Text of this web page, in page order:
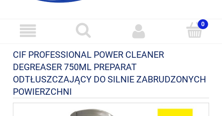
CIF PROFESSIONAL POWER CLEANER
DEGREASER 750ML PREPARAT
ODTŁUSZCZAJĄCY DO SILNIE ZABRUDZONYCH
POWIERZCHNI